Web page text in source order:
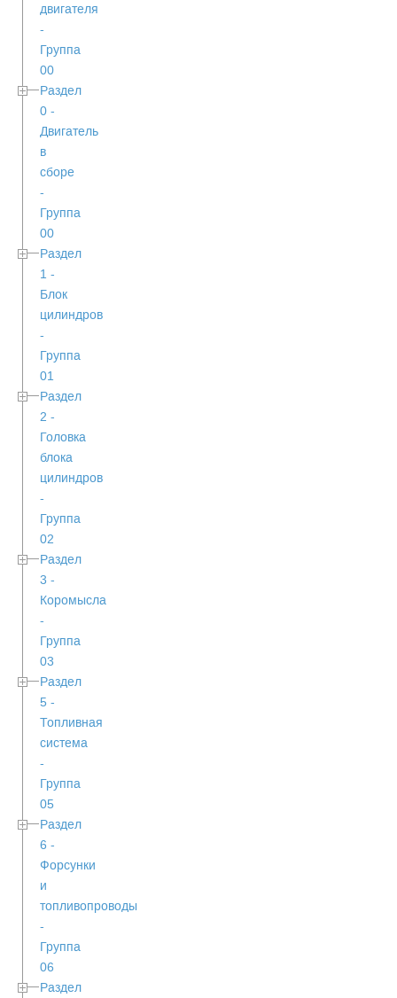
двигателя
-
Группа
00
Раздел
0 -
Двигатель
в
сборе
-
Группа
00
Раздел
1 -
Блок
цилиндров
-
Группа
01
Раздел
2 -
Головка
блока
цилиндров
-
Группа
02
Раздел
3 -
Коромысла
-
Группа
03
Раздел
5 -
Топливная
система
-
Группа
05
Раздел
6 -
Форсунки
и
топливопроводы
-
Группа
06
Раздел